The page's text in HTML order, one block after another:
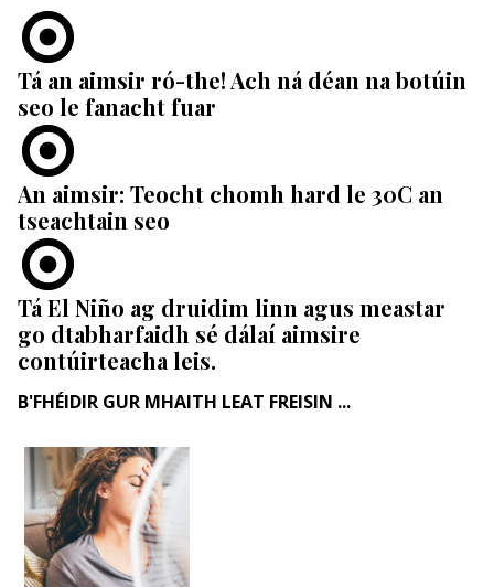
Tá an aimsir ró-the! Ach ná déan na botúin
seo le fanacht fuar
An aimsir: Teocht chomh hard le 30C an
tseachtain seo
Tá El Niño ag druidim linn agus meastar
go dtabharfaidh sé dálaí aimsire
contúirteacha leis.
B'FHÉIDIR GUR MHAITH LEAT FREISIN ...